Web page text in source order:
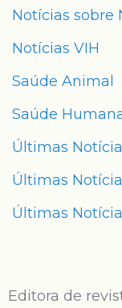
Notícias sobre
Notícias VIH
Saúde Animal
Saúde
Últimas
Últimas
Últimas
Editora de